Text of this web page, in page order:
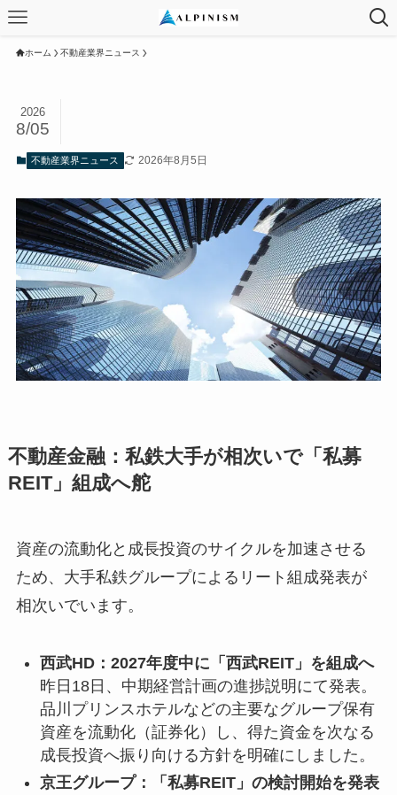
ホーム 不動産業界ニュース
2026
8/05
不動産業界ニュース 2026年8月5日
不動産金融：私鉄大手が相次いで「私募
REIT」組成へ舵
資産の流動化と成長投資のサイクルを加速させる
ため、大手私鉄グループによるリート組成発表が
相次いでいます。
西武HD：2027年度中に「西武REIT」を組成へ
昨日18日、中期経営計画の進捗説明にて発表。
品川プリンスホテルなどの主要なグループ保有
資産を流動化（証券化）し、得た資金を次なる
成長投資へ振り向ける方針を明確にしました。
京王グループ：「私募REIT」の検討開始を発表